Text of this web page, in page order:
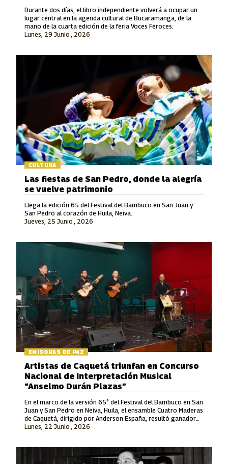
Durante dos días, el libro independiente volverá a ocupar un
lugar central en la agenda cultural de Bucaramanga, de la
mano de la cuarta edición de la feria Voces Feroces.
Lunes, 29 Junio , 2026
CULTURA
Jueves, 25 Junio , 2026
Las fiestas de San Pedro, donde la alegría
se vuelve patrimonio
Llega la edición 65 del Festival del Bambuco en San Juan y
San Pedro al corazón de Huila, Neiva.
EMISORAS DE PAZ
Lunes, 22 Junio , 2026
Artistas de Caquetá triunfan en Concurso
Nacional de Interpretación Musical
“Anselmo Durán Plazas”
En el marco de la versión 65° del Festival del Bambuco en San
Juan y San Pedro en Neiva, Huila, el ensamble Cuatro Maderas
de Caquetá, dirigido por Anderson España, resultó ganador
en la Modalidad Vocal.